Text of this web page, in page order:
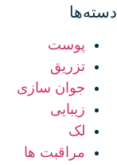
دسته‌ها
پوست
تزریق
جوان سازی
زیبایی
لک
مراقبت ها